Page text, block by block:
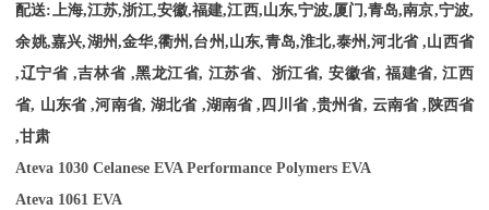
配送: 上海,江苏,浙江,安徽,福建,江西,山东,宁波,厦门,青岛,南京,宁波,
余姚,嘉兴,湖州,金华,衢州,台州,山东,青岛,淮北,泰州,河北省 ,山西省
,辽宁省 ,吉林省 ,黑龙江省, 江苏省、浙江省, 安徽省, 福建省, 江西
省, 山东省 ,河南省, 湖北省 ,湖南省 , 四川省 ,贵州省, 云南省 , 陕西省
,甘肃
Ateva 1030 Celanese EVA Performance Polymers EVA
Ateva 1061 EVA